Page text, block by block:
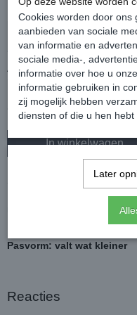
Maat
Aantal
In winkelwagen
Sportief vest met leuke
Het vest heeft een twee-
met ritssluiting aan de
Materiaal: 94% polyester /
Pasvorm: valt wat kleiner
Reacties
Cookies worden door ons
aanbieden van sociale
van informatie en
sociale media-,
informatie over hoe u
informatie gebruiken in
zij mogelijk hebben
diensten of die u hen hebt
Later